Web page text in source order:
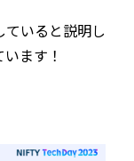
いると説明し
ます！